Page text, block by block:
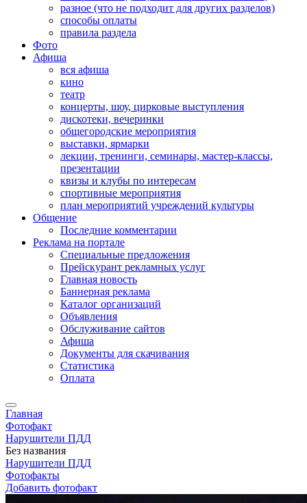
разное (что не подходит для других разделов)
способы оплаты
правила раздела
Фото
Афиша
вся афиша
кино
театр
концерты, шоу, цирковые выступления
дискотеки, вечеринки
общегородские мероприятия
выставки, ярмарки
лекции, тренинги, семинары, мастер-классы,
презентации
квизы и клубы по интересам
спортивные мероприятия
план мероприятий учреждений культуры
Общение
Последние комментарии
Реклама на портале
Специальные предложения
Прейскурант рекламных услуг
Главная новость
Баннерная реклама
Каталог организаций
Объявления
Обслуживание сайтов
Афиша
Документы для скачивания
Статистика
Оплата
Главная
Фотофакт
Нарушители ПДД
Без названия
Нарушители ПДД
Фотофакты
Добавить фотофакт